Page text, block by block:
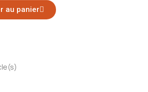
au panier